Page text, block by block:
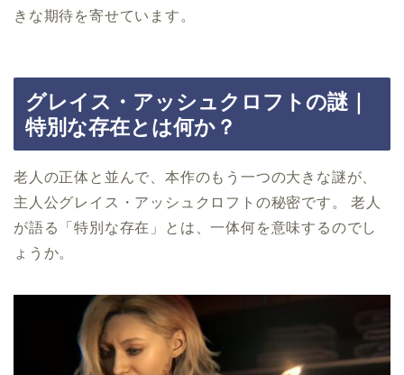
きな期待を寄せています。
グレイス・アッシュクロフトの謎｜
特別な存在とは何か？
老人の正体と並んで、本作のもう一つの大きな謎が、
主人公グレイス・アッシュクロフトの秘密です。 老人
が語る「特別な存在」とは、一体何を意味するのでし
ょうか。